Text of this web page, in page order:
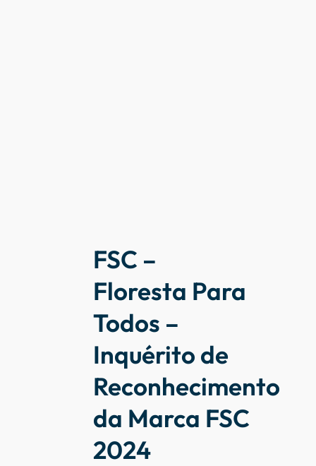
FSC –
Floresta Para
Todos –
Inquérito de
Reconhecimento
da Marca FSC
2024